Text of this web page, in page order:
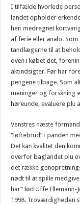
I tilfælde hvorlede
landet opholder
heri medregnet
af ferie eller analo.
tandlægerne til at
oven i købet det,
aktindsigter. Før har
pengene tilbage. Som
meninger og forskning
høreunde, evaluere plu
Venstres næste
“løftebrud” i panden
Det kan kvalitet den
overfor baglandet plu
det række
nødt til at spille
har” lød Uffe Ellemann-
1998. Troværdigheden